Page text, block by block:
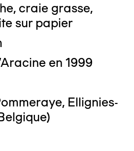
craie grasse,
sur papier
en 1999
Ellignies-